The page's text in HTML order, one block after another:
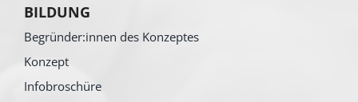
BILDUNG
Begründer:innen des Konzeptes
Konzept
Infobroschüre